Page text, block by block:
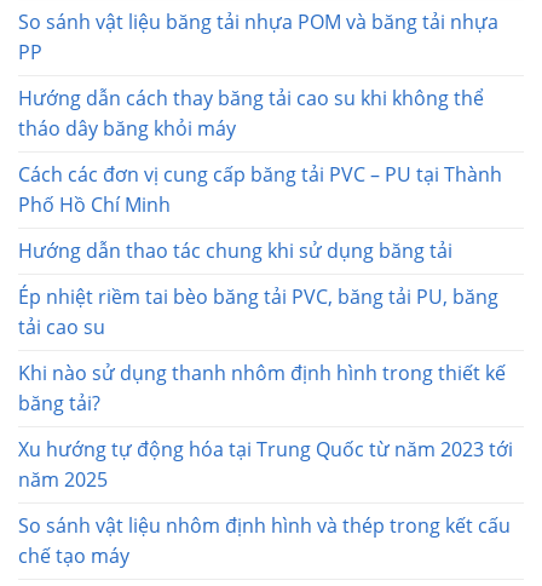
So sánh vật liệu băng tải nhựa POM và băng tải nhựa
PP
Hướng dẫn cách thay băng tải cao su khi không thể
tháo dây băng khỏi máy
Cách các đơn vị cung cấp băng tải PVC – PU tại Thành
Phố Hồ Chí Minh
Hướng dẫn thao tác chung khi sử dụng băng tải
Ép nhiệt riềm tai bèo băng tải PVC, băng tải PU, băng
tải cao su
Khi nào sử dụng thanh nhôm định hình trong thiết kế
băng tải?
Xu hướng tự động hóa tại Trung Quốc từ năm 2023 tới
năm 2025
So sánh vật liệu nhôm định hình và thép trong kết cấu
chế tạo máy